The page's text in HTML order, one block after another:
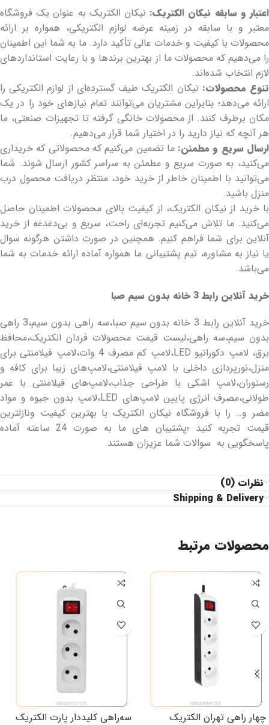
اعتبار و سابقه نیکان الکتریک: نیکان الکتریک به عنوان یک فروشگاه
معتبر و با سابقه در زمینه عرضه لوازم الکتریکی، همواره بر ارائه
محصولات با کیفیت و خدمات عالی تأکید دارد. ما به شما این اطمینان
را می‌دهیم که محصولات ما از بهترین برندها و با رعایت استانداردهای
لازم انتخاب شده‌اند.
تنوع محصولات: نیکان الکتریک طیف گسترده‌ای از لوازم الکتریکی را
ارائه می‌دهد؛ بنابراین مشتریان می‌توانند تمام نیازهای خود را در یک
مکان برطرف کنند. از محصولات خانگی گرفته تا تجهیزات صنعتی، ما
هر آنچه که نیاز دارید را در اختیار شما قرار می‌دهیم.
ارسال سریع و مطمئن: ما تضمین می‌کنیم که محصولاتی که خریداری
می‌کنید، به صورت سریع و مطمئن به سراسر کشور ارسال شوند. شما
می‌توانید با اطمینان خاطر از خرید خود، منتظر دریافت محصول درب
منزل باشید.
با خرید از نیکان الکتریک، از کیفیت بالای محصولات اطمینان حاصل
می‌کنید. ما تلاش می‌کنیم تجربه‌ای راحت، سریع و بی‌دغدغه از خرید
آنلاین برای شما فراهم کنیم. همچنین در صورت داشتن هرگونه سوال
یا نیاز به مشاوره، تیم پشتیبانی ما همواره آماده ارائه خدمات به شما
می‌باشد.
خرید آنلاین رابط 3 خانه بدون سیم صبا
خرید آنلاین رابط 3 خانه بدون سیم صبا،سه راهی بدون سیم،3 راهی
بدون سیم،سه راهی،لیست قیمت محصولات فردان الکتریک،محافظ
برق، لامپ دکوراتیو LED،لامپ کم مصرف 4 وات،لامپ فیلامنتی برای
منزل،نورپردازی داخلی با لامپ فیلامنتی،لامپ‌های زیبا برای کافه و
رستوران،لامپ اشکی با طراحی جذاب،لامپ‌های فیلامنتی با عمر
طولانی،مصرف انرژی پایین لامپ‌های LED،لامپ بدون جیوه و مواد
مضر و… را با فروشگاه نیکان الکتریک با بهترین کیفیت ونازلترین
قیمت تجربه کنید ؛پشتیبان های ما به صورت 24 ساعته آماده
پاسخگویی به سوالات شما عزیزان هستند.
نظرات (0)
Shipping & Delivery
محصولات مرتبط
چهار راهی تهران الکتریک
سه‌راهی کلیددار پارت الکتریک